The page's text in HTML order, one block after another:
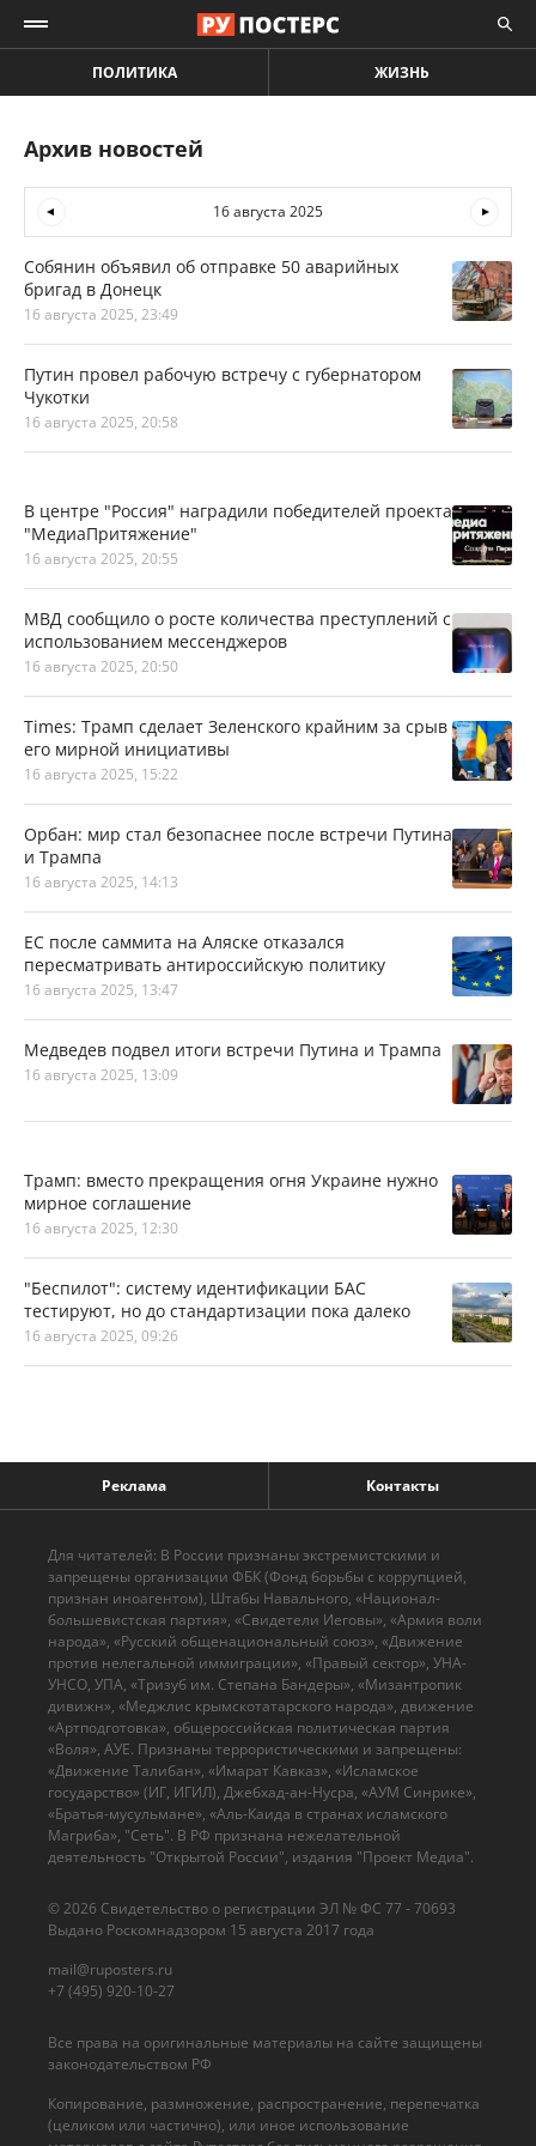
ПОЛИТИКА ЖИЗНЬ
Архив новостей
16 августа 2025
Собянин объявил об отправке 50 аварийных
бригад в Донецк
16 августа 2025, 23:49
Путин провел рабочую встречу с губернатором
Чукотки
16 августа 2025, 20:58
В центре "Россия" наградили победителей проекта
"МедиаПритяжение"
16 августа 2025, 20:55
МВД сообщило о росте количества преступлений с
использованием мессенджеров
16 августа 2025, 20:50
Times: Трамп сделает Зеленского крайним за срыв
его мирной инициативы
16 августа 2025, 15:22
Орбан: мир стал безопаснее после встречи Путина
и Трампа
16 августа 2025, 14:13
ЕС после саммита на Аляске отказался
пересматривать антироссийскую политику
16 августа 2025, 13:47
Медведев подвел итоги встречи Путина и Трампа
16 августа 2025, 13:09
Трамп: вместо прекращения огня Украине нужно
мирное соглашение
16 августа 2025, 12:30
"Беспилот": систему идентификации БАС
тестируют, но до стандартизации пока далеко
16 августа 2025, 09:26
Реклама Контакты
Все права на оригинальные материалы на сайте защищены
законодательством РФ
Копирование, размножение, распространение, перепечатка
(целиком или частично), или иное использование
© 2026 Cвидетельство о регистрации ЭЛ № ФС 77 - 70693
Выдано Роскомнадзором 15 августа 2017 года
mail@ruposters.ru
+7 (495) 920-10-27
Для читателей: В России признаны экстремистскими и
запрещены организации ФБК (Фонд борьбы с коррупцией,
признан иноагентом), Штабы Навального, «Национал-
большевистская партия», «Свидетели Иеговы», «Армия воли
народа», «Русский общенациональный союз», «Движение
против нелегальной иммиграции», «Правый сектор», УНА-
УНСО, УПА, «Тризуб им. Степана Бандеры», «Мизантропик
дивижн», «Меджлис крымскотатарского народа», движение
«Артподготовка», общероссийская политическая партия
«Воля», АУЕ. Признаны террористическими и запрещены:
«Движение Талибан», «Имарат Кавказ», «Исламское
государство» (ИГ, ИГИЛ), Джебхад-ан-Нусра, «АУМ Синрике»,
«Братья-мусульмане», «Аль-Каида в странах исламского
Магриба», "Сеть". В РФ признана нежелательной
деятельность "Открытой России", издания "Проект Медиа".